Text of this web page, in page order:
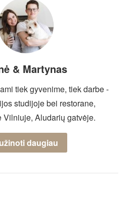
& Martynas
tiek gyvenime, tiek darbe -
studijoje bei restorane,
Vilniuje, Aludarių gatvėje.
daugiau